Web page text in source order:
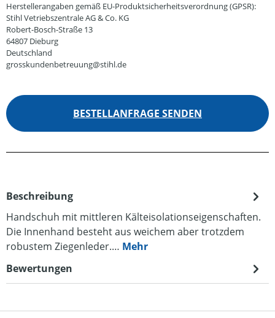
Herstellerangaben gemäß EU-Produktsicherheitsverordnung (GPSR):
Stihl Vetriebszentrale AG & Co. KG
Robert-Bosch-Straße 13
64807 Dieburg
Deutschland
grosskundenbetreuung@stihl.de
BESTELLANFRAGE SENDEN
Beschreibung
Handschuh mit mittleren Kälteisolationseigenschaften.
Die Innenhand besteht aus weichem aber trotzdem
robustem Ziegenleder.… Mehr
Bewertungen